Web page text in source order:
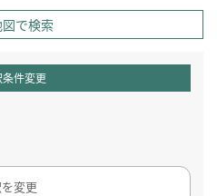
で検索
条件変更
変更